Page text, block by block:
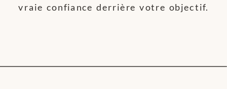
vraie confiance derrière votre objectif.